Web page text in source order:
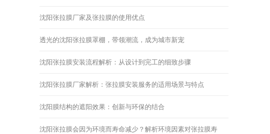
沈阳张拉膜厂家及张拉膜的使用优点
透光的沈阳张拉膜罩棚，带领潮流，成为城市新宠
沈阳张拉膜安装流程解析：从设计到完工的细致步骤
沈阳张拉膜厂家解析：张拉膜安装服务的适用场景与特点
沈阳膜结构的遮阳效果：创新与环保的结合
沈阳张拉膜会因为环境而寿命减少？解析环境因素对张拉膜寿